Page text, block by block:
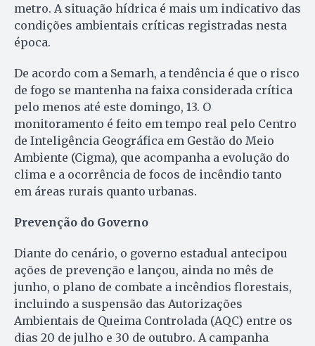
metro. A situação hídrica é mais um indicativo das
condições ambientais críticas registradas nesta
época.
De acordo com a Semarh, a tendência é que o risco
de fogo se mantenha na faixa considerada crítica
pelo menos até este domingo, 13. O
monitoramento é feito em tempo real pelo Centro
de Inteligência Geográfica em Gestão do Meio
Ambiente (Cigma), que acompanha a evolução do
clima e a ocorrência de focos de incêndio tanto
em áreas rurais quanto urbanas.
Prevenção do Governo
Diante do cenário, o governo estadual antecipou
ações de prevenção e lançou, ainda no mês de
junho, o plano de combate a incêndios florestais,
incluindo a suspensão das Autorizações
Ambientais de Queima Controlada (AQC) entre os
dias 20 de julho e 30 de outubro. A campanha